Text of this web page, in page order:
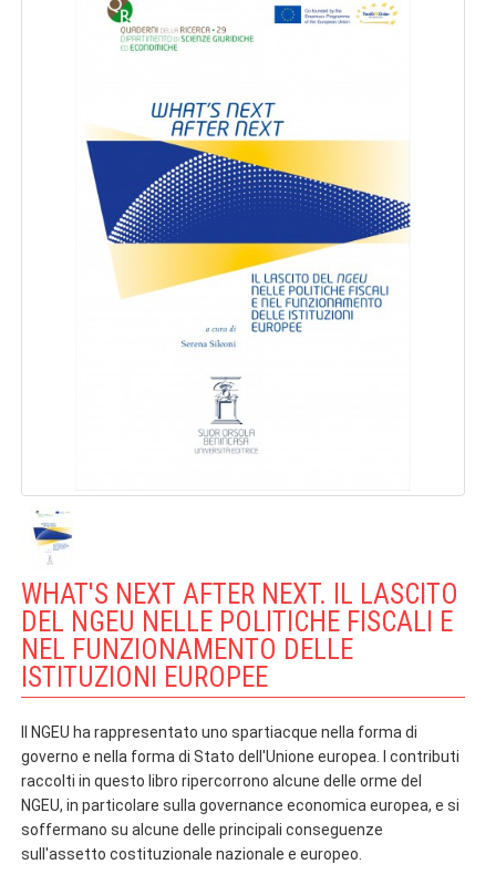
WHAT'S NEXT AFTER NEXT. IL LASCITO
DEL NGEU NELLE POLITICHE FISCALI E
NEL FUNZIONAMENTO DELLE
ISTITUZIONI EUROPEE
Il NGEU ha rappresentato uno spartiacque nella forma di
governo e nella forma di Stato dell'Unione europea. I contributi
raccolti in questo libro ripercorrono alcune delle orme del
NGEU, in particolare sulla governance economica europea, e si
soffermano su alcune delle principali conseguenze
sull'assetto costituzionale nazionale e europeo.